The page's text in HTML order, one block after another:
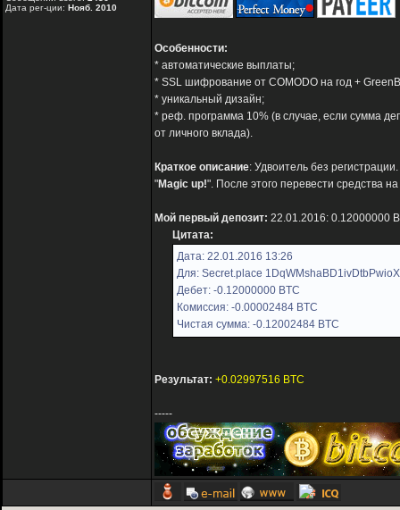
Дата рег-ции: Нояб. 2010
Особенности:
* автоматические выплаты;
* SSL шифрование от COMODO на год +
* уникальный дизайн;
* реф. программа 10% (в случае, если сумма
от личного вклада).
Краткое описание: Удвоитель без
"Magic up!". После этого перевести средства
Мой первый депозит: 22.01.2016: 0.12000000
Цитата:
Дата: 22.01.2016 13:26
Для: Secret.place
Дебет: -0.12000000 BTC
Комиссия: -0.00002484 BTC
Чистая сумма: -0.12002484 BTC
Результат: +0.02997516 BTC
-----